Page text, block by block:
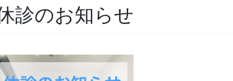
診のお知らせ